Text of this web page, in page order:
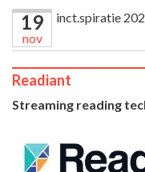
19
nov
inct.spiratie
Readiant
Streaming reading